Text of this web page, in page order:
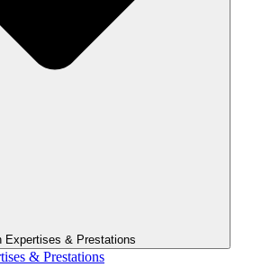
Expertises & Prestations
& Prestations